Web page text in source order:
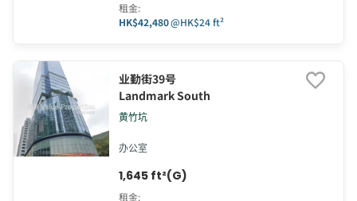
租金:
HK$42,480@HK$24 ft²
业勤街39号
Landmark South
黄竹坑
办公室
1,645 ft²(G)
租金: